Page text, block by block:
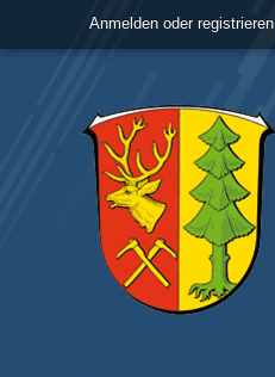
Anmelden oder registrieren